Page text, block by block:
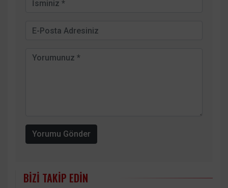
Yorumu Gönder
BIZI TAKIP EDIN